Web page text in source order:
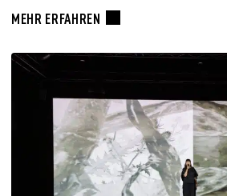
MEHR ERFAHREN